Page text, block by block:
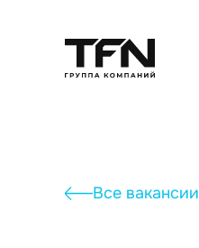
Все вакансии